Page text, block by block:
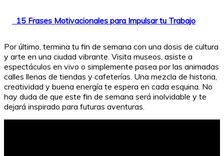
15 Frases Motivacionales para Impulsar tu Trabajo
Por último, termina tu fin de semana con una dosis de cultura
y arte en una ciudad vibrante. Visita museos, asiste a
espectáculos en vivo o simplemente pasea por las animadas
calles llenas de tiendas y cafeterías. Una mezcla de historia,
creatividad y buena energía te espera en cada esquina. No
hay duda de que este fin de semana será inolvidable y te
dejará inspirado para futuras aventuras.